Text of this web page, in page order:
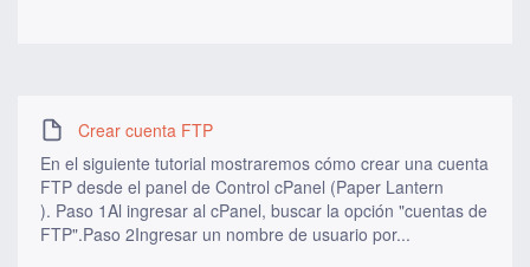
Crear cuenta FTP
En el siguiente tutorial mostraremos cómo crear una cuenta
FTP desde el panel de Control cPanel (Paper Lantern
). Paso 1Al ingresar al cPanel, buscar la opción "cuentas de
FTP".Paso 2Ingresar un nombre de usuario por...